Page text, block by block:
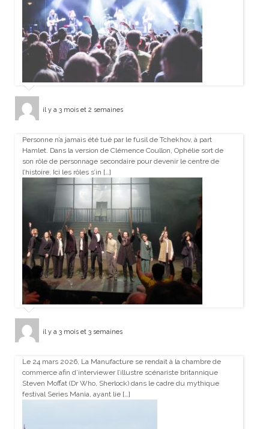
il y a 3 mois et 2 semaines
Personne n’a jamais été tué par le fusil de Tchekhov, à part
Hamlet. Dans la version de Clémence Coullon, Ophélie sort de
son rôle de personnage secondaire pour devenir le centre de
l’histoire. Ici les rôles s’in […]
il y a 3 mois et 3 semaines
Le 24 mars 2026, La Manufacture se rendait à la chambre de
commerce afin d’interviewer l’illustre scénariste britannique
Steven Moffat (Dr Who, Sherlock) dans le cadre du mythique
festival Series Mania, ayant lie […]